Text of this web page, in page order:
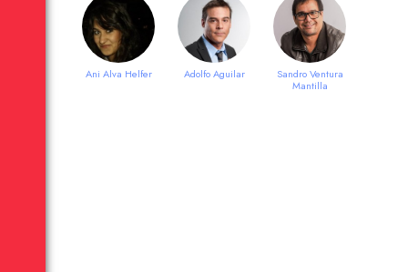
Ani Alva Helfer Adolfo Aguilar
Sandro Ventura
Mantilla